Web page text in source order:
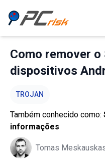
Como remover
dispositivos
TROJAN
Também conhecido como:
informações
Tomas